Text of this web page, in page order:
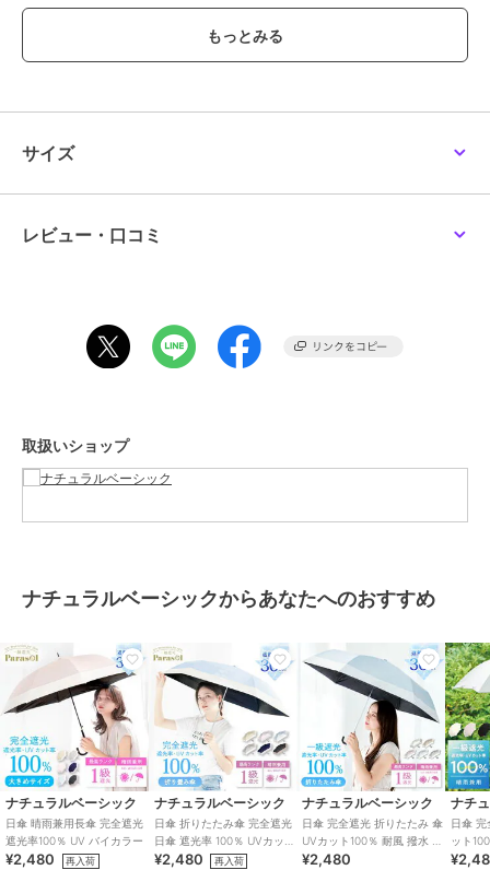
・遮光率100%
・ＵＶカット99.9％
・耐久性に優れたグラスファイバー骨を使用
【生産国】 中国
ブランド ナチュラルベーシック
傘・レイングッズ ／日傘
傘・レイングッズ ／
ベージュ、ミントグリーン、サッ
サイズ 55
素材
生地：ポリエステル
親骨：グラスファイバー
中棒：鉄
手元：合板
開閉：手開き
サイズ
レビュー・口コミ
取扱いショップ
ナチュラルベーシックからあなたへのおすすめ
ナチュラルベーシック
日傘 晴雨兼用長傘 完全遮光
遮光率100％ UV バイカラー
¥2,480 再入荷
ナチュラルベーシック
日傘 折りたたみ傘 完全遮光
日傘 遮光率 100％ UVカット
バイカラー
¥2,480 再入荷
ナチュラルベーシック
日傘 完全遮光 折りたたみ 傘
UVカット100％ 耐風 撥水 バ
イカラー レディース
¥2,480
ナチ
日傘
ット
風仕様